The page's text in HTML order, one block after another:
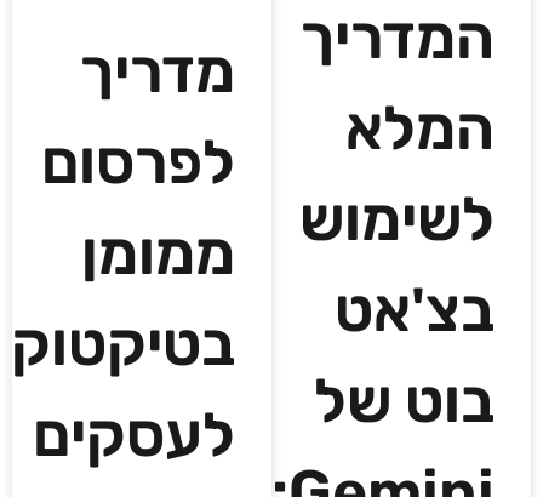
המדריך
המלא
לשימוש
בצ'אט
בוט של
מדריך
לפרסום
ממומן
בטיקטוק
לעסקים